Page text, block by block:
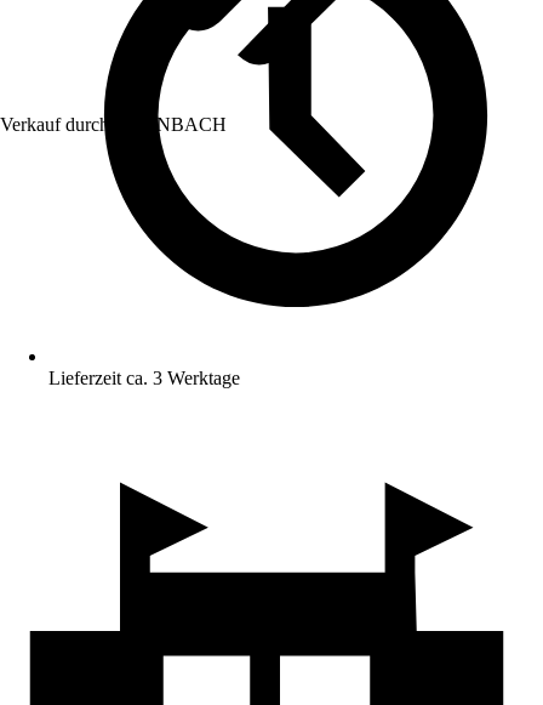
Verkauf durch: HORNBACH
Lieferzeit ca. 3 Werktage